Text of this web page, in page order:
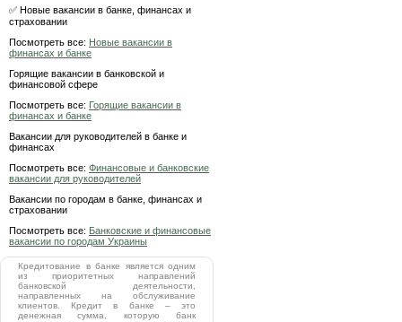
✅ Новые вакансии в банке, финансах и
страховании
Посмотреть все: Новые вакансии в
финансах и банке
Горящие вакансии в банковской и
финансовой сфере
Посмотреть все: Горящие вакансии в
финансах и банке
Вакансии для руководителей в банке и
финансах
Посмотреть все: Финансовые и банковские
вакансии для руководителей
Вакансии по городам в банке, финансах и
страховании
Посмотреть все: Банковские и финансовые
вакансии по городам Украины
Кредитование в банке является одним
из приоритетных направлений
банковской деятельности,
направленных на обслуживание
клиентов. Кредит в банке – это
денежная сумма, которую банк